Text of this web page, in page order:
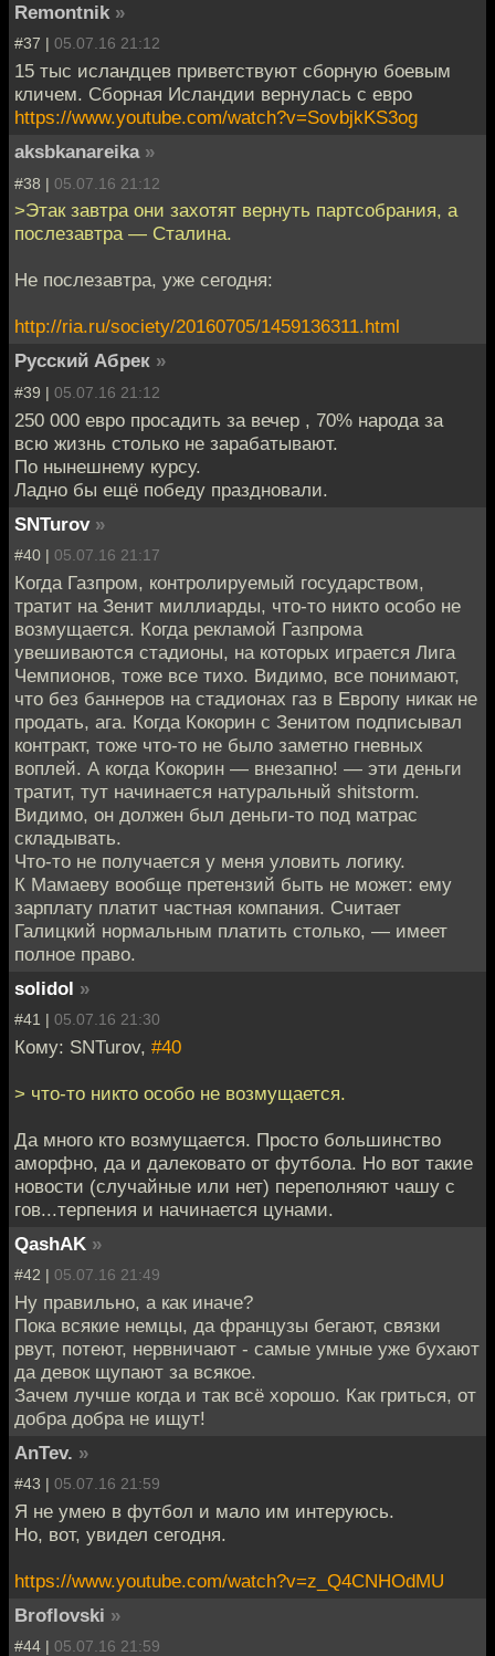
Remontnik »
#37 | 05.07.16 21:12
15 тыс исландцев приветствуют сборную боевым
кличем. Сборная Исландии вернулась с евро
https://www.youtube.com/watch?v=SovbjkKS3og
aksbkanareika »
#38 | 05.07.16 21:12
>Этак завтра они захотят вернуть партсобрания, а
послезавтра — Сталина.
Не послезавтра, уже сегодня:
http://ria.ru/society/20160705/1459136311.html
Русский Абрек »
#39 | 05.07.16 21:12
250 000 евро просадить за вечер , 70% народа за
всю жизнь столько не зарабатывают.
По нынешнему курсу.
Ладно бы ещё победу праздновали.
SNTurov »
#40 | 05.07.16 21:17
Когда Газпром, контролируемый государством,
тратит на Зенит миллиарды, что-то никто особо не
возмущается. Когда рекламой Газпрома
увешиваются стадионы, на которых играется Лига
Чемпионов, тоже все тихо. Видимо, все понимают,
что без баннеров на стадионах газ в Европу никак не
продать, ага. Когда Кокорин с Зенитом подписывал
контракт, тоже что-то не было заметно гневных
воплей. А когда Кокорин — внезапно! — эти деньги
тратит, тут начинается натуральный shitstorm.
Видимо, он должен был деньги-то под матрас
складывать.
Что-то не получается у меня уловить логику.
К Мамаеву вообще претензий быть не может: ему
зарплату платит частная компания. Считает
Галицкий нормальным платить столько, — имеет
полное право.
solidol »
#41 | 05.07.16 21:30
Кому: SNTurov, #40
> что-то никто особо не возмущается.
Да много кто возмущается. Просто большинство
аморфно, да и далековато от футбола. Но вот такие
новости (случайные или нет) переполняют чашу с
гов...терпения и начинается цунами.
QashAK »
#42 | 05.07.16 21:49
Ну правильно, а как иначе?
Пока всякие немцы, да французы бегают, связки
рвут, потеют, нервничают - самые умные уже бухают
да девок щупают за всякое.
Зачем лучше когда и так всё хорошо. Как гриться, от
добра добра не ищут!
AnTev. »
#43 | 05.07.16 21:59
Я не умею в футбол и мало им интеруюсь.
Но, вот, увидел сегодня.
https://www.youtube.com/watch?v=z_Q4CNHOdMU
Broflovski »
#44 | 05.07.16 21:59